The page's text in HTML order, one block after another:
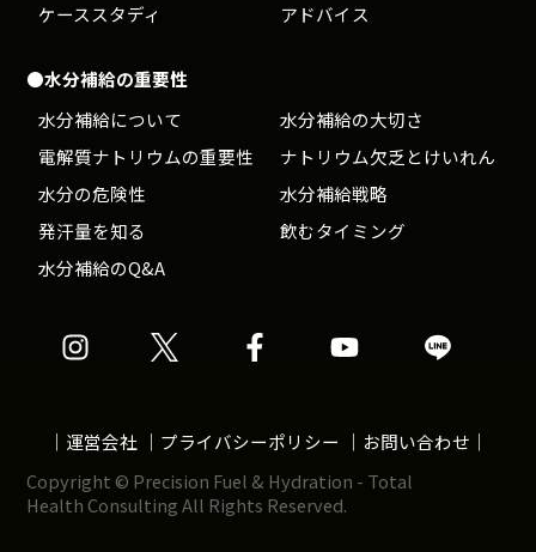
ケーススタディ
アドバイス
●水分補給の重要性
水分補給について
水分補給の大切さ
電解質ナトリウムの重要性
ナトリウム欠乏とけいれん
水分の危険性
水分補給戦略
発汗量を知る
飲むタイミング
水分補給のQ&A
Precision
式
ン
Precision
式
ア
Precision
式
ア
Precision
ア
Precision
式
｜ 運営会社 ｜ プライバシーポリシー ｜ お問い合わせ ｜
Copyright © Precision Fuel & Hydration - Total
Health Consulting All Rights Reserved.